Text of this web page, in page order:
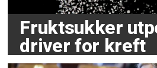
Fruktsukker
driver for kreft